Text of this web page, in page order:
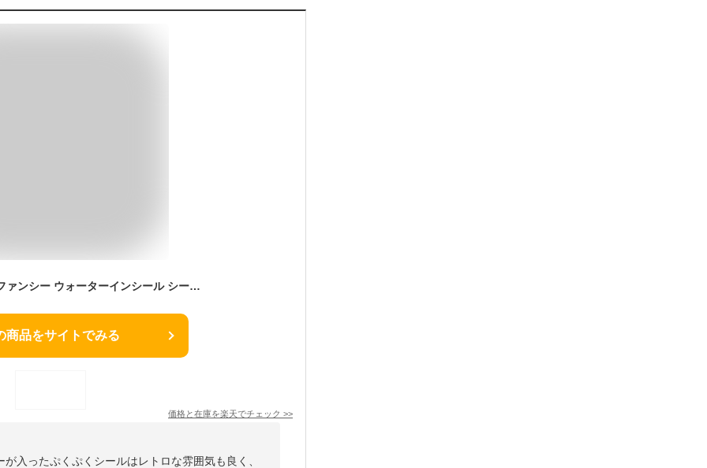
カミオジャパン 平成ファンシー ウォーターインシール シール ウォーター ぷっくり つやつや 平成レトロ キャラクター 平成 かわいい ぷくぷく
商品をサイトでみる
価格と在庫を楽天でチェック >>
入ったぷくぷくシールはレトロな雰囲気も良く、